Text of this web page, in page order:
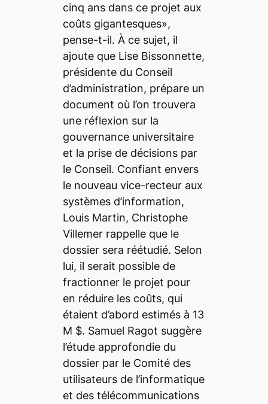
cinq ans dans ce projet aux
coûts gigantesques»,
pense-t-il. À ce sujet, il
ajoute que Lise Bissonnette,
présidente du Conseil
d’administration, prépare un
document où l’on trouvera
une réflexion sur la
gouvernance universitaire
et la prise de décisions par
le Conseil. Confiant envers
le nouveau vice-recteur aux
systèmes d’information,
Louis Martin, Christophe
Villemer rappelle que le
dossier sera réétudié. Selon
lui, il serait possible de
fractionner le projet pour
en réduire les coûts, qui
étaient d’abord estimés à 13
M $. Samuel Ragot suggère
l’étude approfondie du
dossier par le Comité des
utilisateurs de l’informatique
et des télécommunications